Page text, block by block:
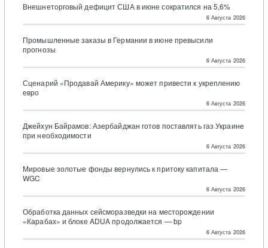
Внешнеторговый дефицит США в июне сократился на 5,6%
6 Августа 2026
Промышленные заказы в Германии в июне превысили
прогнозы
6 Августа 2026
Сценарий «Продавай Америку» может привести к укреплению
евро
6 Августа 2026
Джейхун Байрамов: Азербайджан готов поставлять газ Украине
при необходимости
6 Августа 2026
Мировые золотые фонды вернулись к притоку капитала —
WGC
6 Августа 2026
Обработка данных сейсморазведки на месторождении
«Карабах» и блоке ADUA продолжается — bp
6 Августа 2026